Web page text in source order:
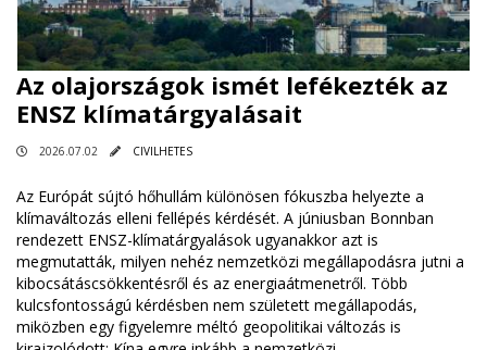
Az olajországok ismét lefékezték az
ENSZ klímatárgyalásait
2026.07.02 CIVILHETES
Az Európát sújtó hőhullám különösen fókuszba helyezte a
klímaváltozás elleni fellépés kérdését. A júniusban Bonnban
rendezett ENSZ-klímatárgyalások ugyanakkor azt is
megmutatták, milyen nehéz nemzetközi megállapodásra jutni a
kibocsátáscsökkentésről és az energiaátmenetről. Több
kulcsfontosságú kérdésben nem született megállapodás,
miközben egy figyelemre méltó geopolitikai változás is